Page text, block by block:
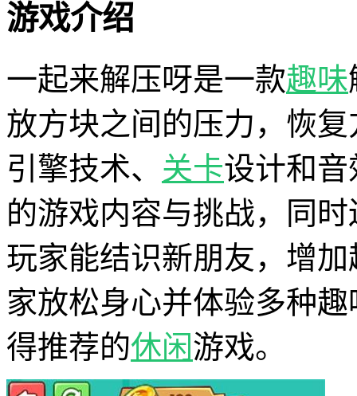
游戏介绍
一起来解压呀是一款趣味
放方块之间的压力，恢
引擎技术、 关卡设计和
的游戏内容与挑战，同
玩家能结识新朋友，增
家放松身心并体验多种
得推荐的休闲游戏。